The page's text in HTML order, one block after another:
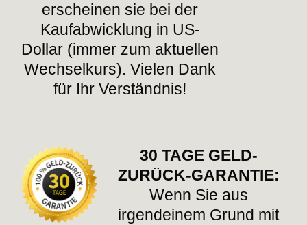
erscheinen sie bei der
Kaufabwicklung in US-
Dollar (immer zum aktuellen
Wechselkurs). Vielen Dank
für Ihr Verständnis!
30 TAGE GELD-
ZURÜCK-GARANTIE:
Wenn Sie aus
irgendeinem Grund mit